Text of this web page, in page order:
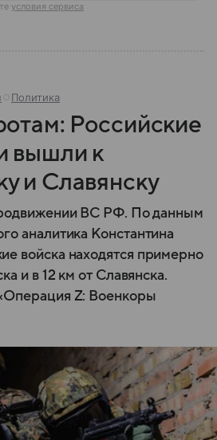
условия сервиса
Политика
Российские
вышли к
и Славянску
ВС РФ. По данным
аналитика Константина
войска находятся примерно
и в 12 км от Славянска.
Z: Военкоры